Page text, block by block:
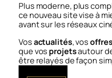
Plus moderne, plus
ce nouveau site vise à
avant sur les réseaux
Vosactualités, vosoffres
que vos projetsautour
être relayés de façon